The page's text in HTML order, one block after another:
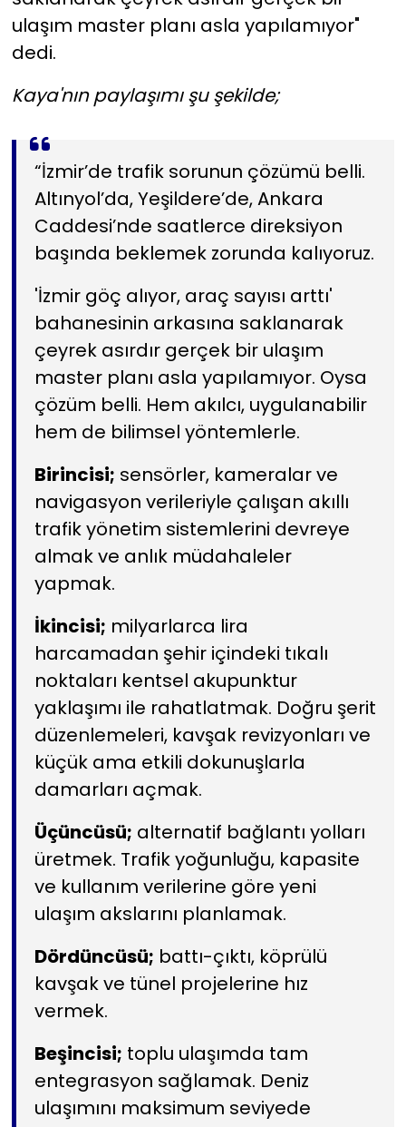
ulaşım master planı asla yapılamıyor"
dedi.
Kaya'nın paylaşımı şu şekilde;
“İzmir’de trafik sorunun çözümü belli.
Altınyol’da, Yeşildere’de, Ankara
Caddesi’nde saatlerce direksiyon
başında beklemek zorunda kalıyoruz.
'İzmir göç alıyor, araç sayısı arttı'
bahanesinin arkasına saklanarak
çeyrek asırdır gerçek bir ulaşım
master planı asla yapılamıyor. Oysa
çözüm belli. Hem akılcı, uygulanabilir
hem de bilimsel yöntemlerle.
Birincisi; sensörler, kameralar ve
navigasyon verileriyle çalışan akıllı
trafik yönetim sistemlerini devreye
almak ve anlık müdahaleler
yapmak.
İkincisi; milyarlarca lira
harcamadan şehir içindeki tıkalı
noktaları kentsel akupunktur
yaklaşımı ile rahatlatmak. Doğru şerit
düzenlemeleri, kavşak revizyonları ve
küçük ama etkili dokunuşlarla
damarları açmak.
Üçüncüsü; alternatif bağlantı yolları
üretmek. Trafik yoğunluğu, kapasite
ve kullanım verilerine göre yeni
ulaşım akslarını planlamak.
Dördüncüsü; battı-çıktı, köprülü
kavşak ve tünel projelerine hız
vermek.
Beşincisi; toplu ulaşımda tam
entegrasyon sağlamak. Deniz
ulaşımını maksimum seviyede